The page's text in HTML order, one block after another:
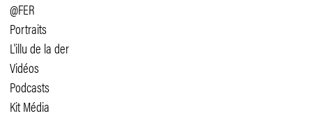
@FER
Portraits
L'illu de la der
Vidéos
Podcasts
Kit Média